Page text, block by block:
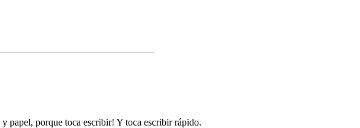
papel, porque toca escribir! Y toca escribir rápido.